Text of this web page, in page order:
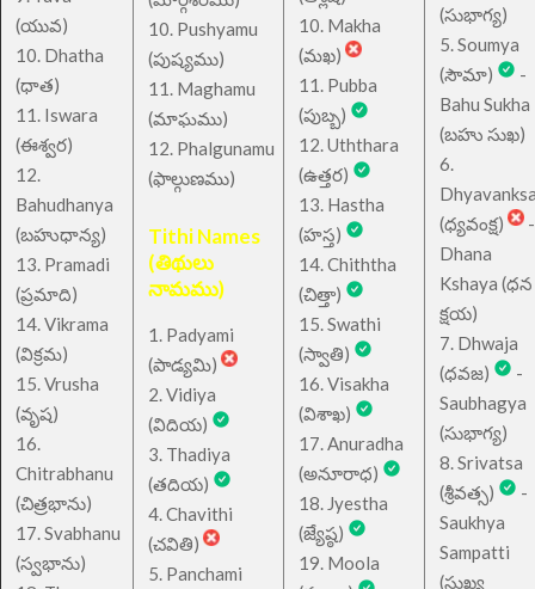
(యువ)
10. Dhatha
(ధాత)
11. Iswara
(ఈశ్వర)
12.
Bahudhanya
(బహుధాన్య)
13. Pramadi
(ప్రమాది)
14. Vikrama
(విక్రమ)
15. Vrusha
(వృష)
16.
Chitrabhanu
(చిత్రభాను)
17. Svabhanu
(స్వభాను)
10. Pushyamu
(పుష్యము)
11. Maghamu
(మాఘము)
12. Phalgunamu
(ఫాల్గుణము)
Tithi Names
(తిథులు
నామము)
1. Padyami
(పాడ్యమి)
2. Vidiya
(విదియ)
3. Thadiya
(తదియ)
4. Chavithi
(చవితి)
5. Panchami
10. Makha
(మఖ)
11. Pubba
(పుబ్బ)
12. Uththara
(ఉత్తర)
13. Hastha
(హస్త)
14. Chiththa
(చిత్తా)
15. Swathi
(స్వాతి)
16. Visakha
(విశాఖ)
17. Anuradha
(అనూరాధ)
18. Jyestha
(జ్యేష్ఠ)
19. Moola
(సుభాగ్య)
5. Soumya
(సౌమా)
-
Bahu Sukha
(బహు సుఖ)
6.
(ధ్యవంక్ష)
-
Dhana
Kshaya (ధన
క్షయ)
7. Dhwaja
(ధవజ)
-
Saubhagya
(సుభాగ్య)
8. Srivatsa
(శ్రీవత్స)
-
Saukhya
Sampatti
(సుఖ్య